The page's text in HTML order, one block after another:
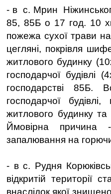
- в с. Мрин
85, 85Б о 17 год. 10
пожежа сухої трави
цегляні, покрівля
житлового будинку
господарчої будівлі
господарстві 85Б.
господарчої
житлового будинку
Ймовірна причина
запалювання на
- в с. Рудня
відкритій території
внаслідок якої